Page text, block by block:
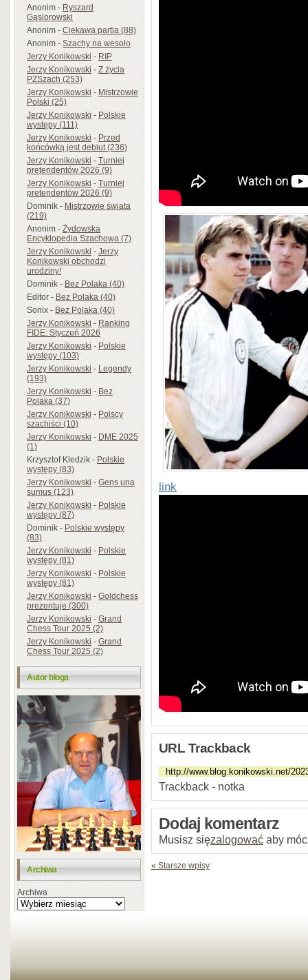
Anonim-Ryszard
Gąsiorowski
Anonim-Ciekawa partia (88)
Anonim-Szachy na wesoło
Jerzy Konikowski-RIP
Jerzy Konikowski-Z życia
PZSzach (253)
Jerzy Konikowski-Mistrzowie
Polski (25)
Jerzy Konikowski-Polskie
występy (111)
Jerzy Konikowski-Przed
końcówką jest debiut (236)
Jerzy Konikowski-Turniej
pretendentów 2026 (9)
Jerzy Konikowski-Turniej
pretendentów 2026 (9)
Dominik-Mistrzowie świata
(219)
Anonim-Żydowska
Encyklopedia Szachowa (7)
Jerzy Konikowski-Jerzy
Konikowski obchodzi
urodziny!
Dominik-Bez Polaka (40)
Editor-Bez Polaka (40)
Sonix-Bez Polaka (40)
Jerzy Konikowski-Ranking
FIDE: Styczeń 2026
Jerzy Konikowski-Polskie
występy (103)
Jerzy Konikowski-Legendy
(193)
Jerzy Konikowski-Bez
Polaka (37)
Jerzy Konikowski-Polscy
szachiści (10)
Jerzy Konikowski-DME 2025
(1)
Krzysztof Kledzik-Polskie
występy (83)
Jerzy Konikowski-Gens una
sumus (123)
Jerzy Konikowski-Polskie
występy (87)
Dominik-Polskie występy
(83)
Jerzy Konikowski-Polskie
występy (81)
Jerzy Konikowski-Polskie
występy (81)
Jerzy Konikowski-Goldchess
prezentuje (300)
Jerzy Konikowski-Grand
Chess Tour 2025 (2)
Jerzy Konikowski-Grand
Chess Tour 2025 (2)
Autor bloga
Archiwa
Archiwa
link
URL Trackback
Trackback - notka
Dodaj komentarz
Musisz sięzalogować aby
« Starsze wpisy